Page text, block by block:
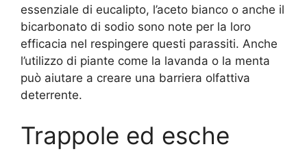
essenziale di eucalipto, l’aceto bianco o anche il
bicarbonato di sodio sono note per la loro
efficacia nel respingere questi parassiti. Anche
l’utilizzo di piante come la lavanda o la menta
può aiutare a creare una barriera olfattiva
deterrente.
Trappole ed esche